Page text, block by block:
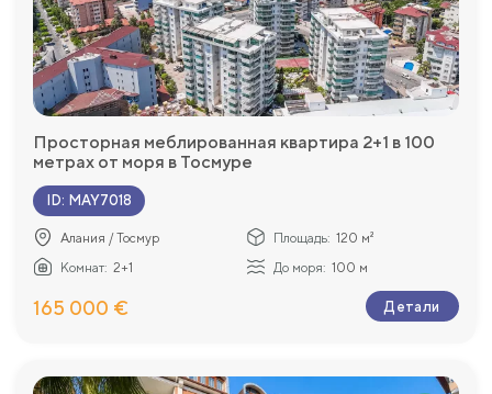
Просторная меблированная квартира 2+1 в 100
метрах от моря в Тосмуре
ID: MAY7018
Алания / Тосмур Площадь: 120 м²
Комнат: 2+1 До моря: 100 м
165 000 € Детали